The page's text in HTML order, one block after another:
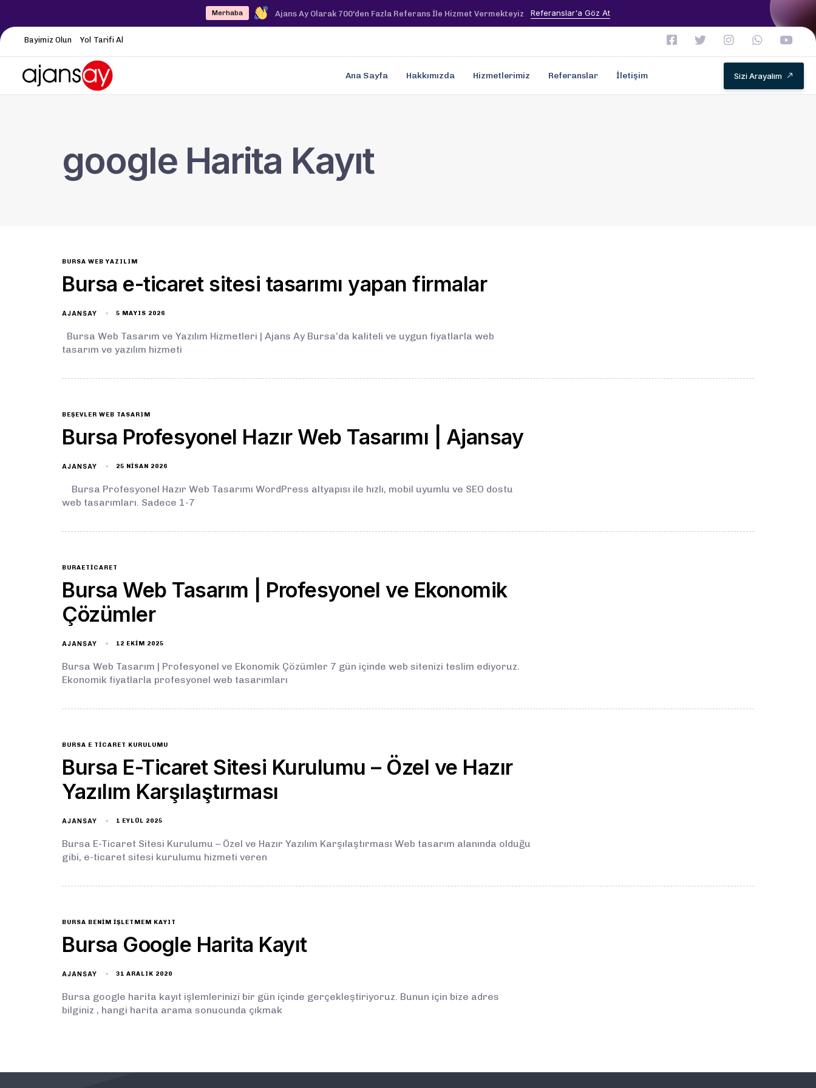
Merhaba Ajans Ay Olarak 700'den Fazla Referans İle Hizmet Vermekteyiz Referanslar'a Göz At
Bayimiz Olun Yol Tarifi Al
Ana Sayfa Hakkımızda Hizmetlerimiz Referanslar İletişim Sizi Arayalım
google Harita Kayıt
BURSA WEB YAZILIM
Bursa e-ticaret sitesi tasarımı yapan firmalar
AJANSAY 5 MAYIS 2026
Bursa Web Tasarım ve Yazılım Hizmetleri | Ajans Ay Bursa’da kaliteli ve uygun fiyatlarla web
tasarım ve yazılım hizmeti
BEŞEVLER WEB TASARIM
Bursa Profesyonel Hazır Web Tasarımı | Ajansay
AJANSAY 25 NISAN 2026
Bursa Profesyonel Hazır Web Tasarımı WordPress altyapısı ile hızlı, mobil uyumlu ve SEO dostu
web tasarımları. Sadece 1-7
BURAETICARET
Bursa Web Tasarım | Profesyonel ve Ekonomik
Çözümler
AJANSAY 12 EKIM 2025
Bursa Web Tasarım | Profesyonel ve Ekonomik Çözümler 7 gün içinde web sitenizi teslim ediyoruz.
Ekonomik fiyatlarla profesyonel web tasarımları
BURSA E TICARET KURULUMU
Bursa E-Ticaret Sitesi Kurulumu – Özel ve Hazır
Yazılım Karşılaştırması
AJANSAY 1 EYLÜL 2025
Bursa E-Ticaret Sitesi Kurulumu – Özel ve Hazır Yazılım Karşılaştırması Web tasarım alanında olduğu
gibi, e-ticaret sitesi kurulumu hizmeti veren
BURSA BENIM IŞLETMEM KAYIT
Bursa Google Harita Kayıt
AJANSAY 31 ARALIK 2020
Bursa google harita kayıt işlemlerinizi bir gün içinde gerçekleştiriyoruz. Bunun için bize adres
bilginiz , hangi harita arama sonucunda çıkmak